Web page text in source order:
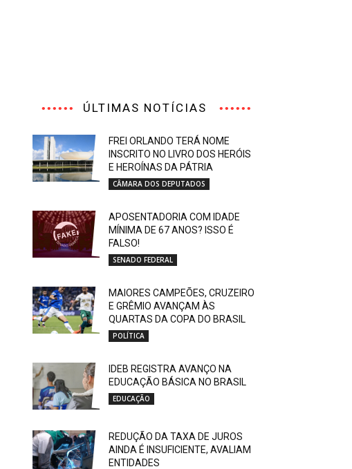
ÚLTIMAS NOTÍCIAS
FREI ORLANDO TERÁ NOME
INSCRITO NO LIVRO DOS HERÓIS
E HEROÍNAS DA PÁTRIA
CÂMARA DOS DEPUTADOS
APOSENTADORIA COM IDADE
MÍNIMA DE 67 ANOS? ISSO É
FALSO!
SENADO FEDERAL
MAIORES CAMPEÕES, CRUZEIRO
E GRÊMIO AVANÇAM ÀS
QUARTAS DA COPA DO BRASIL
POLÍTICA
IDEB REGISTRA AVANÇO NA
EDUCAÇÃO BÁSICA NO BRASIL
EDUCAÇÃO
REDUÇÃO DA TAXA DE JUROS
AINDA É INSUFICIENTE, AVALIAM
ENTIDADES